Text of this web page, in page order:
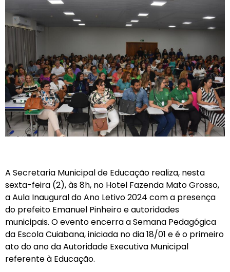
A Secretaria Municipal de Educação realiza, nesta
sexta-feira (2), às 8h, no Hotel Fazenda Mato Grosso,
a Aula Inaugural do Ano Letivo 2024 com a presença
do prefeito Emanuel Pinheiro e autoridades
municipais. O evento encerra a Semana Pedagógica
da Escola Cuiabana, iniciada no dia 18/01 e é o primeiro
ato do ano da Autoridade Executiva Municipal
referente à Educação.